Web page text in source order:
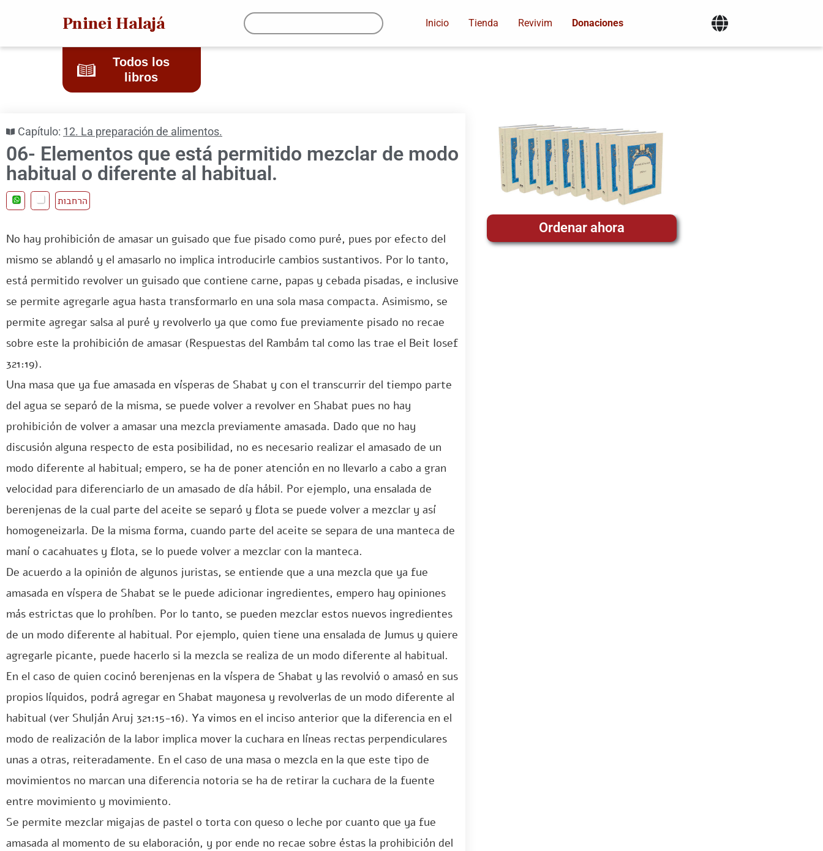
Pninei Halajá Inicio Tienda Revivim Donaciones
Todos los
libros
Capítulo: 12. La preparación de alimentos.
06- Elementos que está permitido mezclar de modo
habitual o diferente al habitual.
הרחבות
No hay prohibición de amasar un guisado que fue pisado como puré, pues por efecto del
mismo se ablandó y el amasarlo no implica introducirle cambios sustantivos. Por lo tanto,
está permitido revolver un guisado que contiene carne, papas y cebada pisadas, e inclusive
se permite agregarle agua hasta transformarlo en una sola masa compacta. Asimismo, se
permite agregar salsa al puré y revolverlo ya que como fue previamente pisado no recae
sobre este la prohibición de amasar (Respuestas del Rambám tal como las trae el Beit Iosef
321:19).
Una masa que ya fue amasada en vísperas de Shabat y con el transcurrir del tiempo parte
del agua se separó de la misma, se puede volver a revolver en Shabat pues no hay
prohibición de volver a amasar una mezcla previamente amasada. Dado que no hay
discusión alguna respecto de esta posibilidad, no es necesario realizar el amasado de un
modo diferente al habitual; empero, se ha de poner atención en no llevarlo a cabo a gran
velocidad para diferenciarlo de un amasado de día hábil. Por ejemplo, una ensalada de
berenjenas de la cual parte del aceite se separó y flota se puede volver a mezclar y así
homogeneizarla. De la misma forma, cuando parte del aceite se separa de una manteca de
maní o cacahuates y flota, se lo puede volver a mezclar con la manteca.
De acuerdo a la opinión de algunos juristas, se entiende que a una mezcla que ya fue
amasada en víspera de Shabat se le puede adicionar ingredientes, empero hay opiniones
más estrictas que lo prohíben. Por lo tanto, se pueden mezclar estos nuevos ingredientes
de un modo diferente al habitual. Por ejemplo, quien tiene una ensalada de Jumus y quiere
agregarle picante, puede hacerlo si la mezcla se realiza de un modo diferente al habitual.
En el caso de quien cocinó berenjenas en la víspera de Shabat y las revolvió o amasó en sus
propios líquidos, podrá agregar en Shabat mayonesa y revolverlas de un modo diferente al
habitual (ver Shulján Aruj 321:15-16). Ya vimos en el inciso anterior que la diferencia en el
modo de realización de la labor implica mover la cuchara en líneas rectas perpendiculares
unas a otras, reiteradamente. En el caso de una masa o mezcla en la que este tipo de
movimientos no marcan una diferencia notoria se ha de retirar la cuchara de la fuente
entre movimiento y movimiento.
Se permite mezclar migajas de pastel o torta con queso o leche por cuanto que ya fue
amasada al momento de su elaboración, y por ende no recae sobre éstas la prohibición del
Ordenar ahora